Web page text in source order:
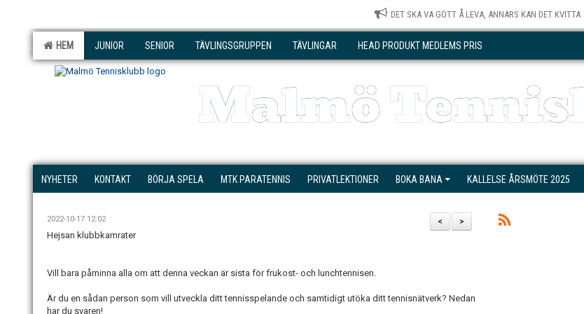
DET SKA VA GÖTT Å LEVA, ANNARS KAN DET KVITTA
HEM JUNIOR SENIOR TÄVLINGSGRUPPEN TÄVLINGAR HEAD PRODUKT MEDLEMS PRIS
Malmö
NYHETER KONTAKT BÖRJA SPELA MTK PARATENNIS PRIVATLEKTIONER BOKA BANA KALLELSE ÅRSMÖTE 2025
>
<
2022-10-17 12:02
Hejsan klubbkamrater
Vill bara påminna alla om att denna veckan är sista för frukost- och lunchtennisen.
Är du en sådan person som vill utveckla ditt tennisspelande och samtidigt utöka ditt tennisnätverk? Nedan
har du svaren!